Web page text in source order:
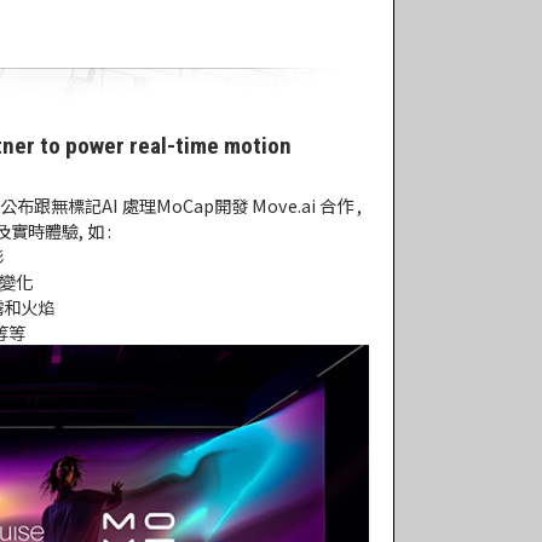
to power real-time motion
布跟無標記AI 處理MoCap開發 Move.ai 合作 ,
時體驗, 如 :
化
火焰
等